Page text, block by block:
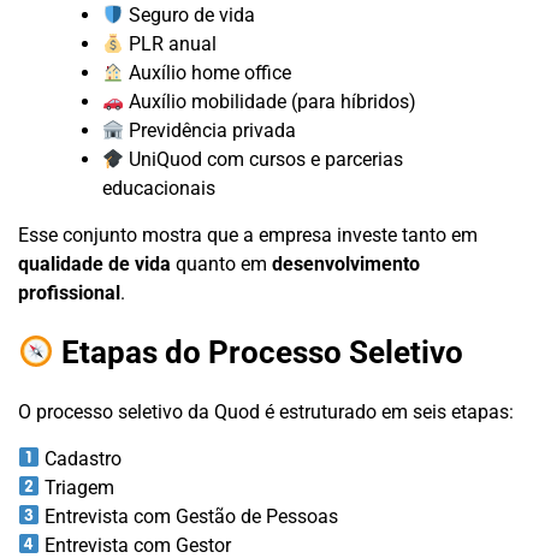
Seguro de vida
PLR anual
Auxílio home office
Auxílio mobilidade (para híbridos)
Previdência privada
UniQuod com cursos e parcerias
educacionais
Esse conjunto mostra que a empresa investe tanto em
qualidade de vida quanto em desenvolvimento
profissional .
Etapas do Processo Seletivo
O processo seletivo da Quod é estruturado em seis etapas:
Cadastro
Triagem
Entrevista com Gestão de Pessoas
Entrevista com Gestor